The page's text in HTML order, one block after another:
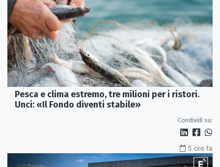
Pesca e clima estremo, tre milioni per i ristori.
Unci: «Il Fondo diventi stabile»
Condividi su:
5 ore fa